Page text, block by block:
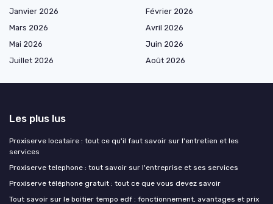
Janvier 2026
Février 2026
Mars 2026
Avril 2026
Mai 2026
Juin 2026
Juillet 2026
Août 2026
Les plus lus
Proxiserve locataire : tout ce qu'il faut savoir sur l'entretien et les
services
Proxiserve telephone : tout savoir sur l'entreprise et ses services
Proxiserve téléphone gratuit : tout ce que vous devez savoir
Tout savoir sur le boitier tempo edf : fonctionnement, avantages et prix